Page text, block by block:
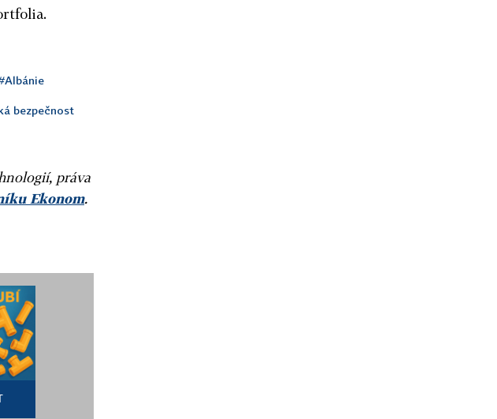
bezpečnost
práva
Ekonom.